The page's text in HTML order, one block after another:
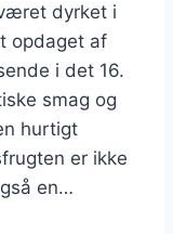
dyrket i
opdaget af
i det 16.
smag og
hurtigt
er ikke
en…